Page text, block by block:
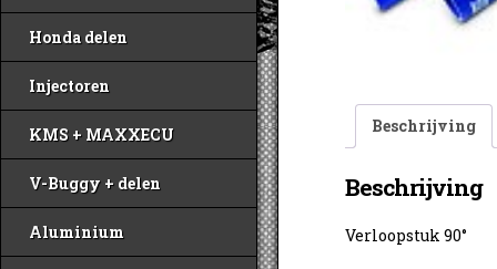
Honda delen
Injectoren
KMS + MAXXECU
V-Buggy + delen
Aluminium
Beschrijving
Beschrijving
Verloopstuk 90°